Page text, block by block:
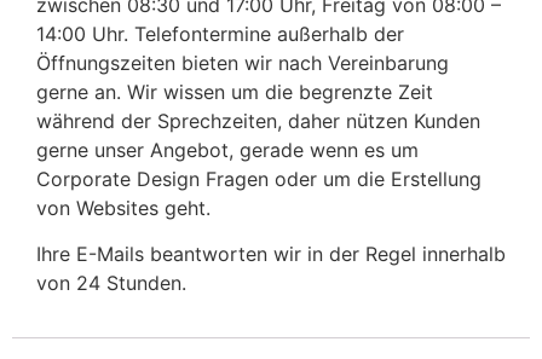
14:00 Uhr. Telefontermine außerhalb der
Öffnungszeiten bieten wir nach Vereinbarung
gerne an. Wir wissen um die begrenzte Zeit
während der Sprechzeiten, daher nützen Kunden
gerne unser Angebot, gerade wenn es um
Corporate Design Fragen oder um die Erstellung
von Websites geht.
Ihre E-Mails beantworten wir in der Regel innerhalb
von 24 Stunden.